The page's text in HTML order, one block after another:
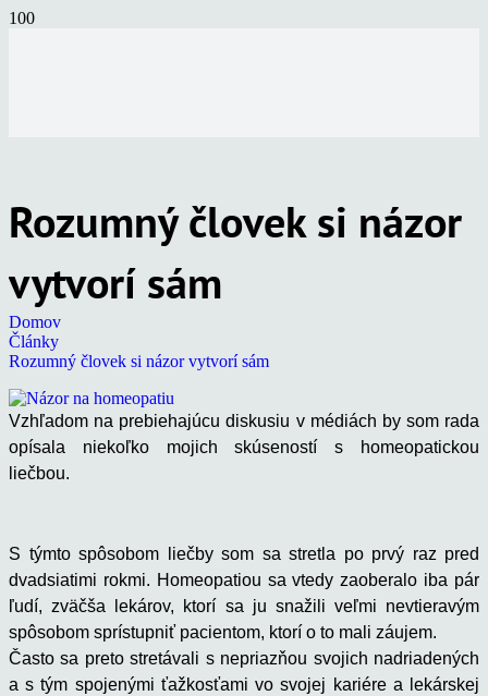
Rozumný človek si názor
vytvorí sám
Domov
Články
Rozumný človek si názor vytvorí sám
Vzhľadom na prebiehajúcu diskusiu v médiách by som rada
opísala niekoľko mojich skúseností s homeopatickou
liečbou.
S týmto spôsobom liečby som sa stretla po prvý raz pred
dvadsiatimi rokmi. Homeopatiou sa vtedy zaoberalo iba pár
ľudí, zväčša lekárov, ktorí sa ju snažili veľmi nevtieravým
spôsobom sprístupniť pacientom, ktorí o to mali záujem.
Často sa preto stretávali s nepriazňou svojich nadriadených
a s tým spojenými ťažkosťami vo svojej kariére a lekárskej